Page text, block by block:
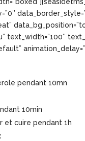
pendant 10mn
10min
et cuire pendant 1h